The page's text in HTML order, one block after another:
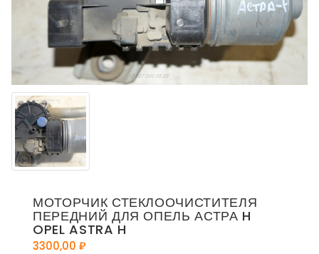
МОТОРЧИК СТЕКЛООЧИСТИТЕЛЯ
ПЕРЕДНИЙ ДЛЯ ОПЕЛЬ АСТРА H
OPEL ASTRA H
3300,00 ₽